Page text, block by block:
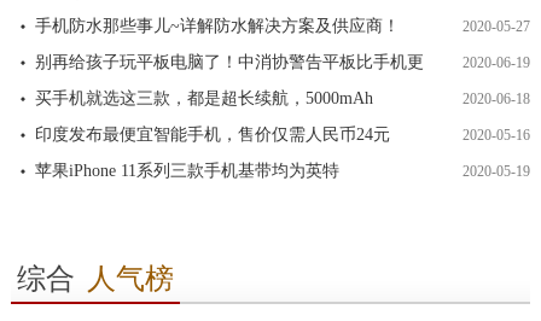
手机防水那些事儿~详解防水解决方案及供应商！ 2020-05-27
别再给孩子玩平板电脑了！中消协警告平板比手机更 2020-06-19
买手机就选这三款，都是超长续航，5000mAh 2020-06-18
印度发布最便宜智能手机，售价仅需人民币24元 2020-05-16
苹果iPhone 11系列三款手机基带均为英特 2020-05-19
综合 人气榜